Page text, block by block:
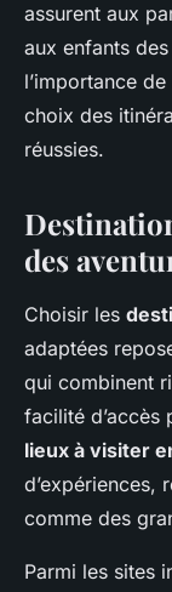
assurent aux
aux enfants
l’importance
choix des
réussies.
des
Choisir les
adaptées
qui combinent
facilité d’accès
lieux à visiter
d’expériences,
comme des
Parmi les sites